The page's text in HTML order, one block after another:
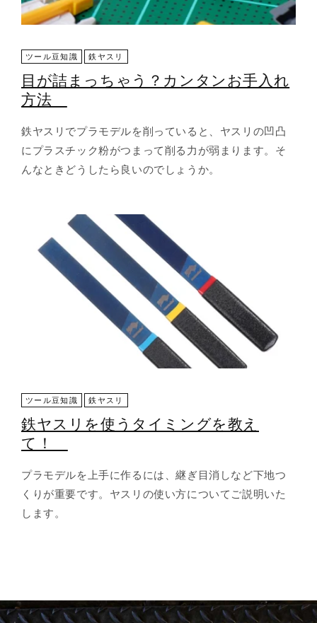
ツール豆知識 鉄ヤスリ
目が詰まっちゃう？カンタンお手入れ
方法
鉄ヤスリでプラモデルを削っていると、ヤスリの凹凸
にプラスチック粉がつまって削る力が弱まります。そ
んなときどうしたら良いのでしょうか。
ツール豆知識 鉄ヤスリ
鉄ヤスリを使うタイミングを教え
て！
プラモデルを上手に作るには、継ぎ目消しなど下地つ
くりが重要です。ヤスリの使い方についてご説明いた
します。